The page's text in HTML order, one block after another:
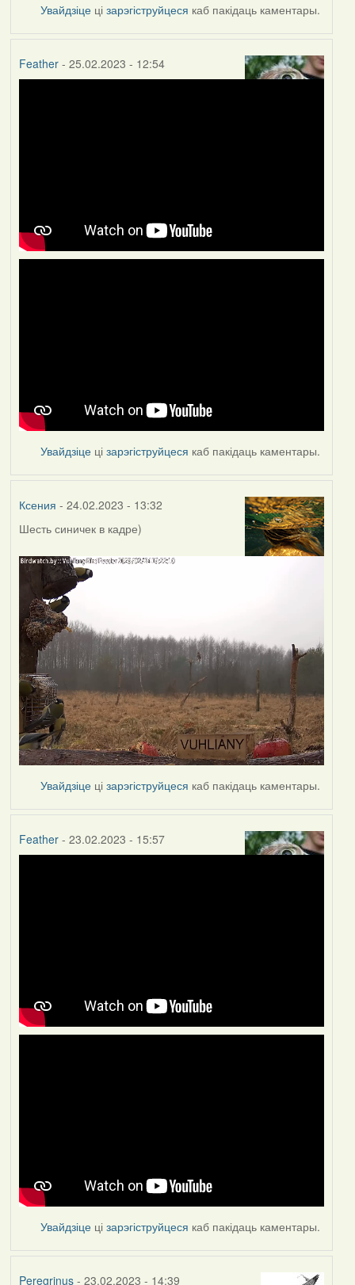
Увайдзіце цізарэгіструйцеся каб пакідаць каментары.
Feather- 25.02.2023 - 12:54
Увайдзіце цізарэгіструйцеся каб пакідаць каментары.
Ксения - 24.02.2023 - 13:32
Шесть синичек в кадре)
Увайдзіце цізарэгіструйцеся каб пакідаць каментары.
Feather- 23.02.2023 - 15:57
Увайдзіце цізарэгіструйцеся каб пакідаць каментары.
Peregrinus- 23.02.2023 - 14:39